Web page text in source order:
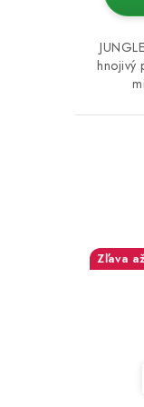
hnojivý